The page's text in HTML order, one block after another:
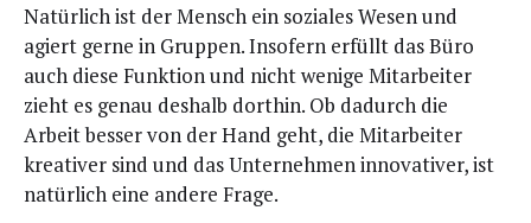
Natür­lich ist der Mensch ein sozia­les Wesen und
agiert ger­ne in Grup­pen. Inso­fern erfüllt das Büro
auch die­se Funk­ti­on und nicht weni­ge Mit­ar­bei­ter
zieht es genau des­halb dort­hin. Ob dadurch die
Arbeit bes­ser von der Hand geht, die Mit­ar­bei­ter
krea­ti­ver sind und das Unter­neh­men inno­va­ti­ver, ist
natür­lich eine ande­re Frage.